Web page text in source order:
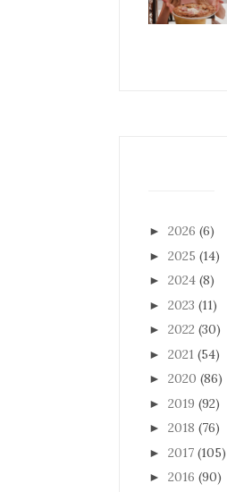
► 2026 (6)
► 2025 (14)
► 2024 (8)
► 2023 (11)
► 2022 (30)
► 2021 (54)
► 2020 (86)
► 2019 (92)
► 2018 (76)
► 2017 (105)
► 2016 (90)